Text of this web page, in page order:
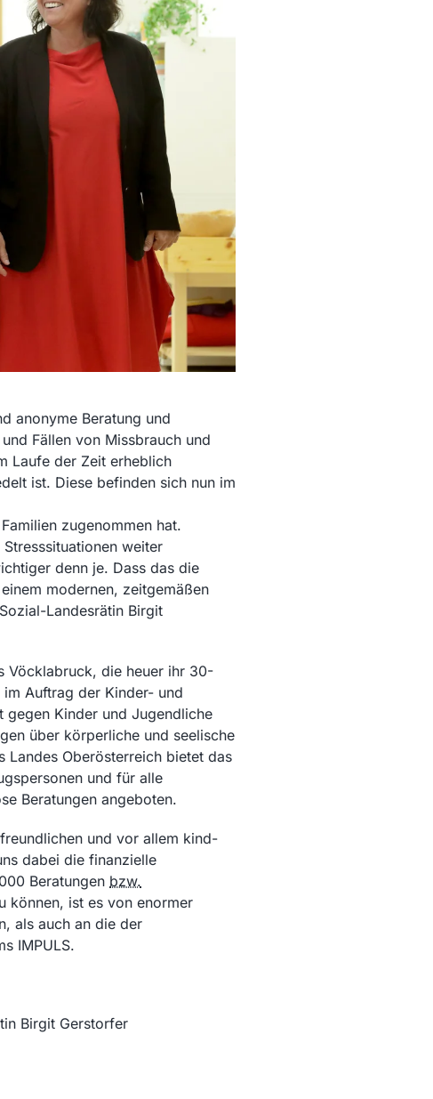
anonyme Beratung und
Fällen von Missbrauch und
Laufe der Zeit erheblich
ist. Diese befinden sich nun im
zugenommen hat.
weiter
denn je. Dass das die
modernen, zeitgemäßen
Landesrätin Birgit
Vöcklabruck, die heuer ihr 30-
Auftrag der Kinder- und
gegen Kinder und Jugendliche
über körperliche und seelische
Landes Oberösterreich bietet das
und für alle
Beratungen angeboten.
und vor allem kind-
dabei die finanzielle
Beratungen bzw.
können, ist es von enormer
als auch an die der
IMPULS.
Birgit Gerstorfer